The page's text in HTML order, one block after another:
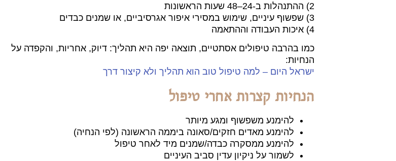
2) ההתנהלות ב-24–48 שעות הראשונות
3) שפשוף עיניים, שימוש במסירי איפור אגרסיביים, או שמנים כבדים
4) איכות העבודה וההתאמה
כמו בהרבה טיפולים אסתטיים, תוצאה יפה היא תהליך: דיוק, אחריות, והקפדה על
הנחיות:
ישראל היום – למה טיפול טוב הוא תהליך ולא קיצור דרך
הנחיות קצרות אחרי טיפול
להימנע משפשוף ומגע מיותר
להימנע מאדים חזקים/סאונה ביממה הראשונה (לפי הנחיה)
להימנע ממסקרה כבדה/שמנים מיד לאחר טיפול
לשמור על ניקיון עדין סביב העיניים